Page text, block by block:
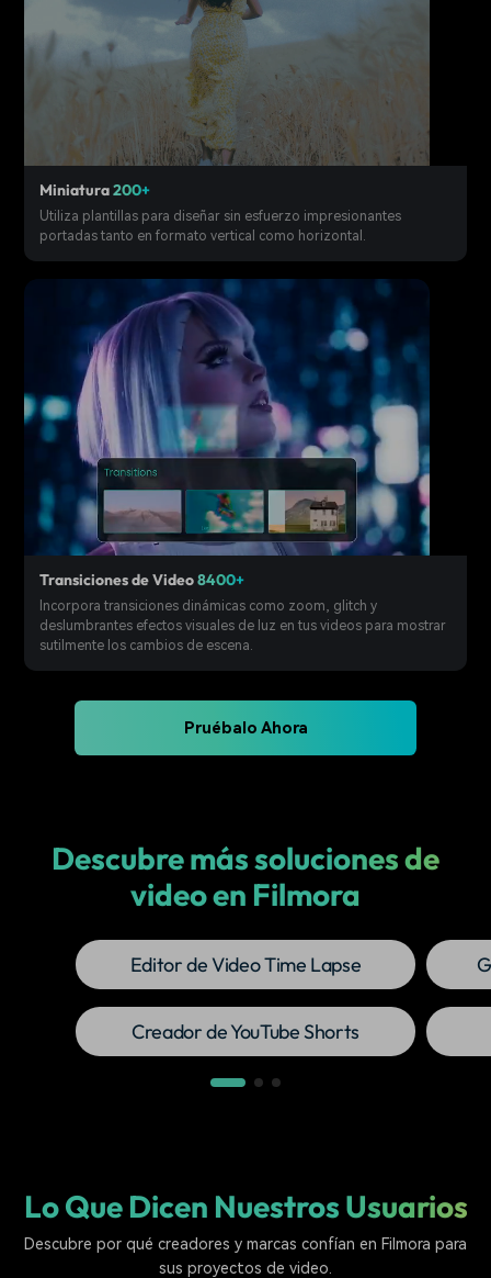
Miniatura200+
Utiliza plantillas para diseñar sin esfuerzo impresionantes
portadas tanto en formato vertical como horizontal.
Transiciones de Video8400+
Incorpora transiciones dinámicas como zoom, glitch y
deslumbrantes efectos visuales de luz en tus videos para mostrar
sutilmente los cambios de escena.
Pruébalo Ahora
Descubre más soluciones de
video en Filmora
Editor de Video Time Lapse
Creador de YouTube Shorts
Lo Que Dicen Nuestros Usuarios
Descubre por qué creadores y marcas confían en Filmora para
sus proyectos de video.